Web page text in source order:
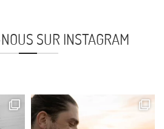
SUR INSTAGRAM